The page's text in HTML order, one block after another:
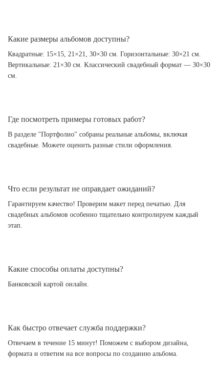
Какие размеры альбомов доступны?
Квадратные: 15×15, 21×21, 30×30 см. Горизонтальные: 30×21 см.
Вертикальные: 21×30 см. Классический свадебный формат — 30×30
см.
Где посмотреть примеры готовых работ?
В разделе "Портфолио" собраны реальные альбомы, включая
свадебные. Можете оценить разные стили оформления.
Что если результат не оправдает ожиданий?
Гарантируем качество! Проверим макет перед печатью. Для
свадебных альбомов особенно тщательно контролируем каждый
этап.
Какие способы оплаты доступны?
Банковской картой онлайн.
Как быстро отвечает служба поддержки?
Отвечаем в течение 15 минут! Поможем с выбором дизайна,
формата и ответим на все вопросы по созданию альбома.